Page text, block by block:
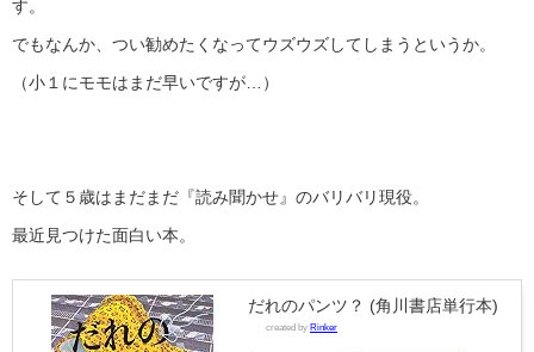
す。
でもなんか、つい勧めたくなってウズウズしてしまうというか。
（小１にモモはまだ早いですが…）
そして５歳はまだまだ『読み聞かせ』のバリバリ現役。
最近見つけた面白い本。
だれのパンツ？ (角川書店単行本)
created by Rinker